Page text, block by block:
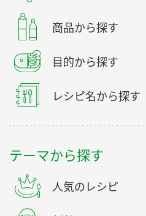
商品から探す
目的から探す
レシピ名から探す
テーマから探す
人気のレシピ